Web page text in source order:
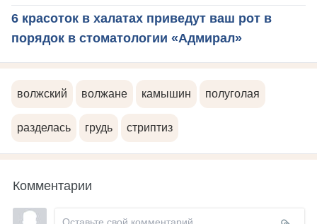
6 красоток в халатах приведут ваш рот в
порядок в стоматологии «Адмирал»
волжский волжане камышин полуголая
разделась грудь стриптиз
Комментарии